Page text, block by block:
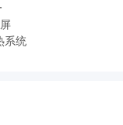
系统